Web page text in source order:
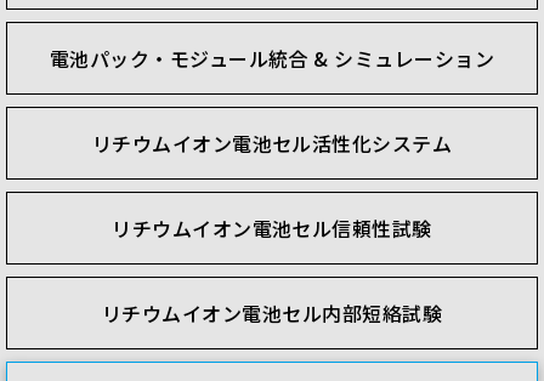
電池パック・モジュール統合 & シミュレーション
リチウムイオン電池セル活性化システム
リチウムイオン電池セル信頼性試験
リチウムイオン電池セル内部短絡試験